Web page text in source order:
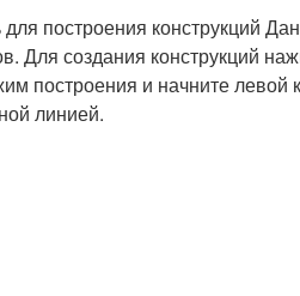
построения конструкций
Для создания конструкций
построения и начните левой
линией.